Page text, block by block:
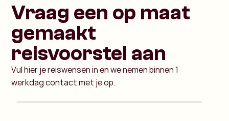
Vraag een op maat
gemaakt
reisvoorstel aan
Vul hier je reiswensen in en we nemen binnen 1
werkdag contact met je op.